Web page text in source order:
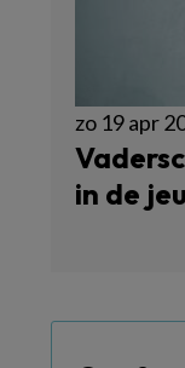
zo 19 apr
in de